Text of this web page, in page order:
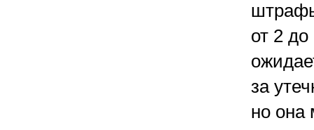
от 2
за
но она